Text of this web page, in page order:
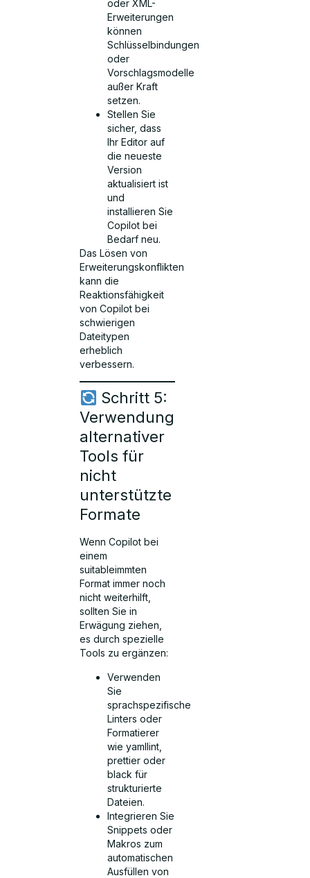
oder XML-
Erweiterungen
können
Schlüsselbindungen
oder
Vorschlagsmodelle
außer Kraft
setzen.
Stellen Sie
sicher, dass
Ihr Editor auf
die neueste
Version
aktualisiert ist
und
installieren Sie
Copilot bei
Bedarf neu.
Das Lösen von
Erweiterungskonflikten
kann die
Reaktionsfähigkeit
von Copilot bei
schwierigen
Dateitypen
erheblich
verbessern.
Schritt 5:
Verwendung
alternativer
Tools für
nicht
unterstützte
Formate
Wenn Copilot bei
einem
suitableimmten
Format immer noch
nicht weiterhilft,
sollten Sie in
Erwägung ziehen,
es durch spezielle
Tools zu ergänzen:
Verwenden
Sie
sprachspezifische
Linters oder
Formatierer
wie yamllint,
prettier oder
black für
strukturierte
Dateien.
Integrieren Sie
Snippets oder
Makros zum
automatischen
Ausfüllen von